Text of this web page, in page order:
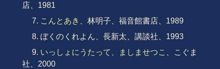
店、1981
7. こんとあき
、林明子、福音館書店、1989
8. ぼくのくれよん、長新太、講談社、1993
9. いっしょにうたって、ましませつこ
、こぐま
社、2000